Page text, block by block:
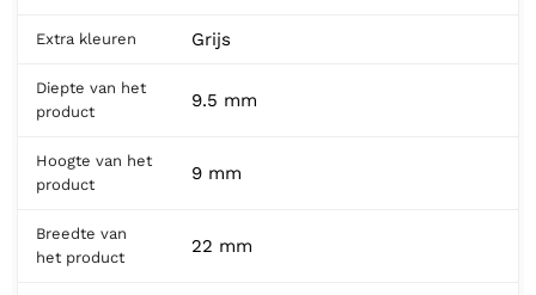
Extra kleuren Grijs
Diepte van het
product
9.5 mm
Hoogte van het
product
9 mm
Breedte van
het product
22 mm